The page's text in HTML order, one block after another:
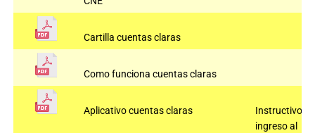
Cartilla cuentas claras
Como funciona cuentas claras
Aplicativo cuentas claras
Instructivo
ingreso al